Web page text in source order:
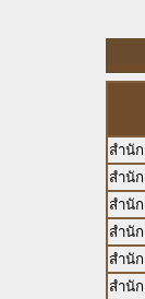
สำนั
สำนั
สำนั
สำนั
สำนั
สำนั